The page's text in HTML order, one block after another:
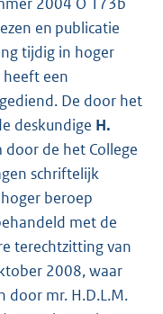
en publicatie
tijdig in hoger
een
De door het
deskundige H.
de het College
schriftelijk
beroep
met de
terechtzitting van
2008, waar
door mr. H.D.L.M.